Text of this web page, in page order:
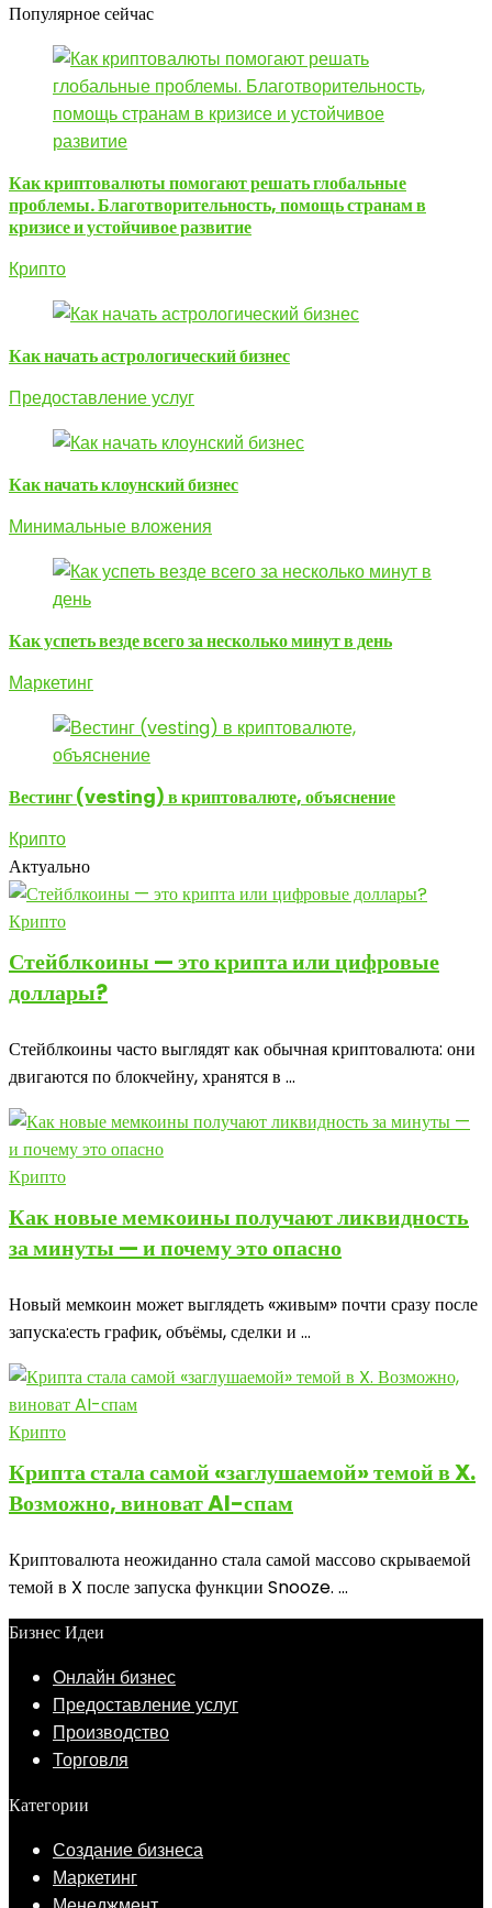
Популярное сейчас
Как криптовалюты помогают решать глобальные
проблемы. Благотворительность, помощь странам в
кризисе и устойчивое развитие
Крипто
Как начать астрологический бизнес
Предоставление услуг
Как начать клоунский бизнес
Минимальные вложения
Как успеть везде всего за несколько минут в день
Маркетинг
Вестинг (vesting) в криптовалюте, объяснение
Крипто
Актуально
Крипто
Стейблкоины — это крипта или цифровые
доллары?
Стейблкоины часто выглядят как обычная криптовалюта: они
двигаются по блокчейну, хранятся в ...
Крипто
Как новые мемкоины получают ликвидность
за минуты — и почему это опасно
Новый мемкоин может выглядеть «живым» почти сразу после
запуска:есть график, объёмы, сделки и ...
Крипто
Крипта стала самой «заглушаемой» темой в X.
Возможно, виноват AI-спам
Криптовалюта неожиданно стала самой массово скрываемой
темой в X после запуска функции Snooze. ...
Бизнес Идеи
Онлайн бизнес
Предоставление услуг
Производство
Торговля
Категории
Создание бизнеса
Маркетинг